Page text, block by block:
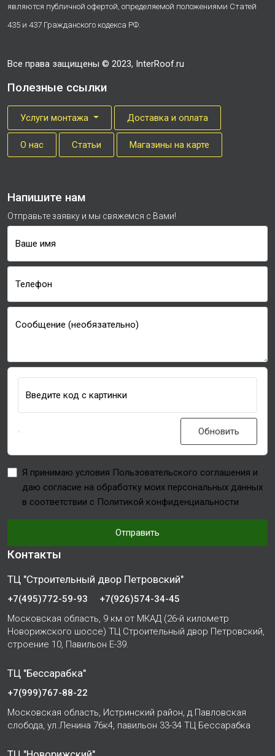
являются публичной офертой, определяемой положениями Статей
435 и 437 Гражданского кодекса РФ.
Все права защищены © 2023, InterRoof.ru
Полезные ссылки
Услуги монтажа Доставка и оплата
О нас Cтатьи Магазины на карте
Напишите нам
Отправьте заявку и мы свяжемся с Вами!
Ваше имя
Телефон
Сообщение (необязательно)
Введите код с картинки
Обновить
Я принимаю условия Пользовательского соглашения и
даю согласие на обработку моих персональных данных
в соответствии с Политикой конфиденциальности
Отправить
Контакты
ТЦ "Строительный двор Петровский"
+7(495)772-59-93
+7(926)574-34-45
Московская область, 9 км от МКАД (26-й километр
Новорижского шоссе) ТЦ Строительный двор Петровский,
строение 10, Павильон Е-39.
ТЦ "Бессарабка"
+7(999)767-88-22
Московская область, Истринский район, д.Павловская
слобода, ул.Ленина 76к4, павильон 33-34 ТЦ Бессарабка